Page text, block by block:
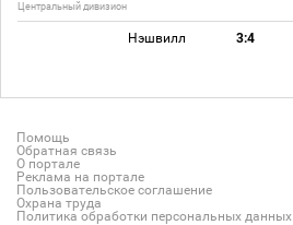
Центральный дивизион
Нэшвилл 3:4
Помощь
Обратная связь
О портале
Реклама на портале
Пользовательское соглашение
Охрана труда
Политика обработки персональных данных